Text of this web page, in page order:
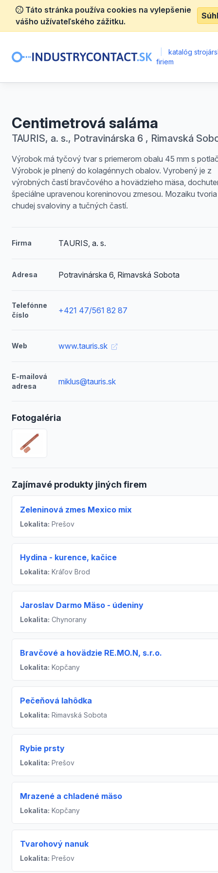
Táto stránka používa cookies na vylepšenie
vášho užívateľského zážitku.
katalóg
firiem
Centimetrová saláma
TAURIS, a. s., Potravinárska 6 , Rimavská
Výrobok má tyčový tvar s priemerom obalu 45 mm s
Výrobok je plnený do kolagénnych obalov. Vyrobený je z
výrobných častí bravčového a hovädzieho mäsa,
špeciálne upravenou koreninovou zmesou. Mozaiku
chudej svaloviny a tučných častí.
Firma TAURIS, a. s.
Adresa Potravinárska 6, Rimavská Sobota
Telefónne
číslo
+421 47/561 82 87
Web www.tauris.sk
E-mailová
adresa
miklus@tauris.sk
Fotogaléria
Zajímavé produkty jiných firem
Zeleninová zmes Mexico mix
Lokalita: Prešov
Hydina - kurence, kačice
Lokalita: Kráľov Brod
Jaroslav Darmo Mäso - údeniny
Lokalita: Chynorany
Bravčové a hovädzie RE.MO.N, s.r.o.
Lokalita: Kopčany
Pečeňová lahôdka
Lokalita: Rimavská Sobota
Rybie prsty
Lokalita: Prešov
Mrazené a chladené mäso
Lokalita: Kopčany
Tvarohový nanuk
Lokalita: Prešov